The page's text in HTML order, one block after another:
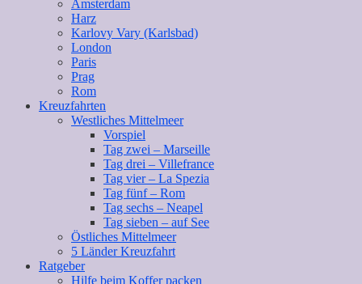
Amsterdam
Harz
Karlovy Vary (Karlsbad)
London
Paris
Prag
Rom
Kreuzfahrten
Westliches Mittelmeer
Vorspiel
Tag zwei – Marseille
Tag drei – Villefrance
Tag vier – La Spezia
Tag fünf – Rom
Tag sechs – Neapel
Tag sieben – auf See
Östliches Mittelmeer
5 Länder Kreuzfahrt
Ratgeber
Hilfe beim Koffer packen